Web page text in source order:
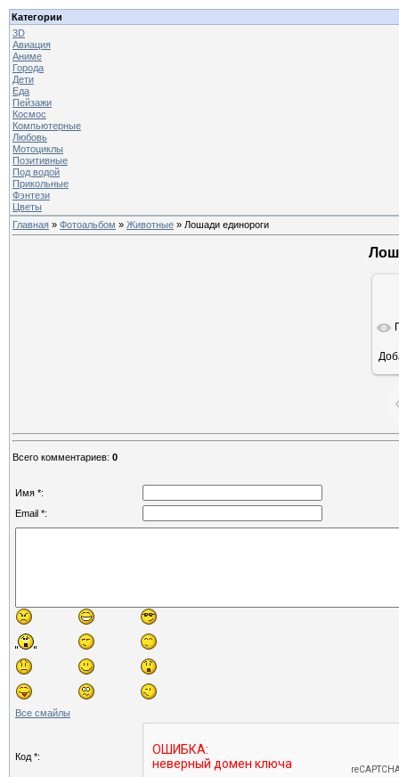
Категории
3D
Авиация
Аниме
Города
Дети
Еда
Пейзажи
Космос
Компьютерные
Любовь
Мотоциклы
Позитивные
Под водой
Прикольные
Фэнтези
Цветы
Главная » Фотоальбом » Животные » Лошади единороги
Всего комментариев: 0
Имя *:
Email *:
Все смайлы
Код *: